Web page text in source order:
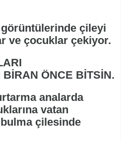
görüntülerinde çileyi
ve çocuklar çekiyor.
ÖNCE BİTSİN.
analarda
vatan
çilesinde